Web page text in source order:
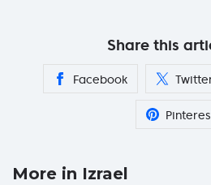
Share this
Facebook
More in Izrael